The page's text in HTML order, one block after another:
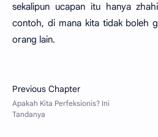
sekalipun ucapan itu hanya
contoh, di mana kita tidak boleh
orang lain.